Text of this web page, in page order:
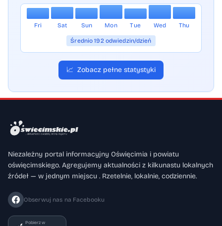
Fri Sat Sun Mon Tue Wed Thu
Średnio 192 odwiedzin/dzień
📈 Zobacz pełne statystyki
Niezależny portal informacyjny Oświęcimia i powiatu
oświęcimskiego. Agregujemy aktualności z kilkunastu lokalnych
źródeł — w jednym miejscu . Rzetelnie, lokalnie, codziennie.
Obserwuj nas na Facebooku
Pobierz w